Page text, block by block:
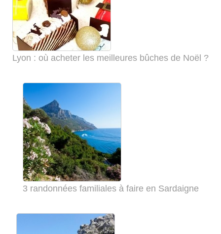
Lyon : où acheter les meilleures bûches de Noël ?
3 randonnées familiales à faire en Sardaigne